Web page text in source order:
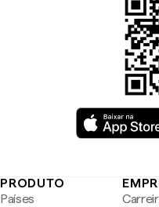
PRODUTO
Países